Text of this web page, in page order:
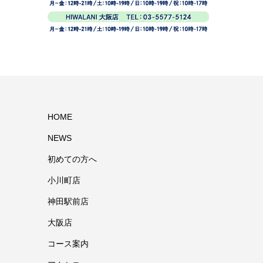
HOME
NEWS
初めての方へ
小川町店
神田駅前店
大阪店
コース案内